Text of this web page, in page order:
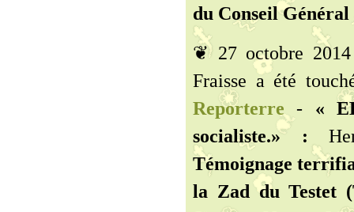
du Conseil
❦ 27 octobre
Fraisse a été
Reporterre - «
socialiste.» :
Témoignage
la Zad du Testet